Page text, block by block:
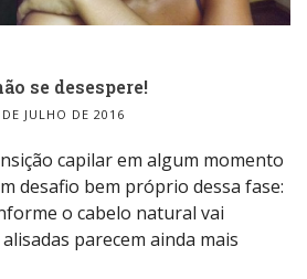
se desespere!
JULHO DE 2016
capilar em algum momento
desafio bem próprio dessa fase:
o cabelo natural vai
parecem ainda mais